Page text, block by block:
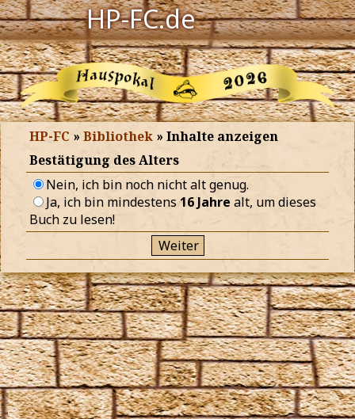
HP-FC.de
Navigation
Harry Potter
Der HP-FC
Hogwarts
Zauberwelt
Willkommen
Jetzt Fanclub-Mitglied werden!
HP-FC » Bibliothek » Inhalte anzeigen
Bestätigung des Alters
Nein, ich bin noch nicht alt genug.
Ja, ich bin mindestens16 Jahre alt, um dieses
Buch zu lesen!